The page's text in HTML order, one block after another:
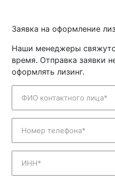
Заявка на оформление
Наши менеджеры
время. Отправка заявки
оформлять лизинг.
ФИО контактного лица*
Номер телефона*
ИНН*